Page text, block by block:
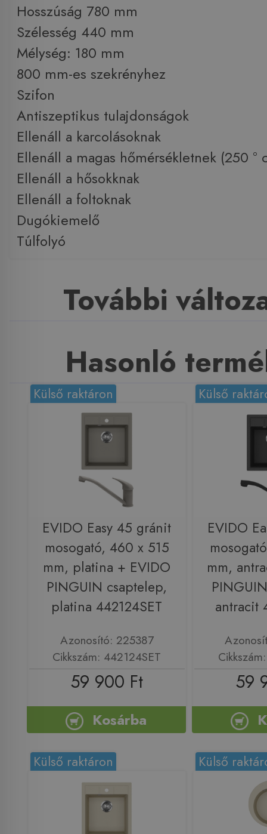
Hosszúság 780 mm
Szélesség 440 mm
Mélység: 180 mm
800 mm-es szekrényhez
Szifon
Antiszeptikus tulajdonságok
Ellenáll a karcolásoknak
Ellenáll a magas hőmérsékletnek (250 °
Ellenáll a hősokknak
Ellenáll a foltoknak
Dugókiemelő
Túlfolyó
További
Hasonló
Külső raktáron
EVIDO Easy 45 gránit
mosogató, 460 x 515
mm, platina + EVIDO
PINGUIN csaptelep,
platina 442124SET
Azonosító: 225387
Cikkszám: 442124SET
59 900 Ft
Kosárba
Külső
EVIDO
mm,
antracit
59
Külső raktáron Külső